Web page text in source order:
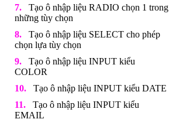
Tạo ô nhập liệu RADIO chọn 1 trong
những tùy chọn
Tạo ô nhập liệu SELECT cho phép
chọn lựa tùy chọn
Tạo ô nhập liệu INPUT kiểu
COLOR
Tạo ô nhập liệu INPUT kiểu DATE
Tạo ô nhập liệu INPUT kiểu
EMAIL